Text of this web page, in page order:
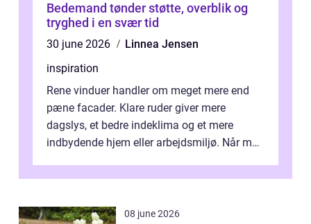
Bedemand tønder støtte, overblik og
tryghed i en svær tid
30 june 2026
Linnea Jensen
inspiration
Rene vinduer handler om meget mere end
pæne facader. Klare ruder giver mere
dagslys, et bedre indeklima og et mere
indbydende hjem eller arbejdsmiljø. Når man
08 june 2026